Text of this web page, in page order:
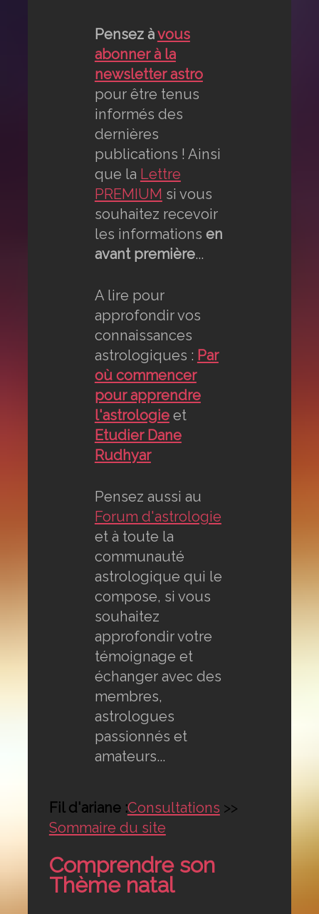
Pensez àvous
abonner à la
newsletter astro
pour être tenus
informés des
dernières
publications ! Ainsi
que la Lettre
PREMIUM si vous
souhaitez recevoir
les informations en
avant première...
A lire pour
approfondir vos
connaissances
astrologiques : Par
où commencer
pour apprendre
l'astrologieet
Etudier Dane
Rudhyar
Pensez aussi au
Forum d'astrologie
et à toute la
communauté
astrologique qui le
compose, si vous
souhaitez
approfondir votre
témoignage et
échanger avec des
membres,
astrologues
passionnés et
amateurs...
Fil d'ariane :Consultations >>
Sommaire du site
Comprendre son
Thème natal